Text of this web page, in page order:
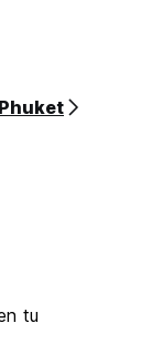
tu